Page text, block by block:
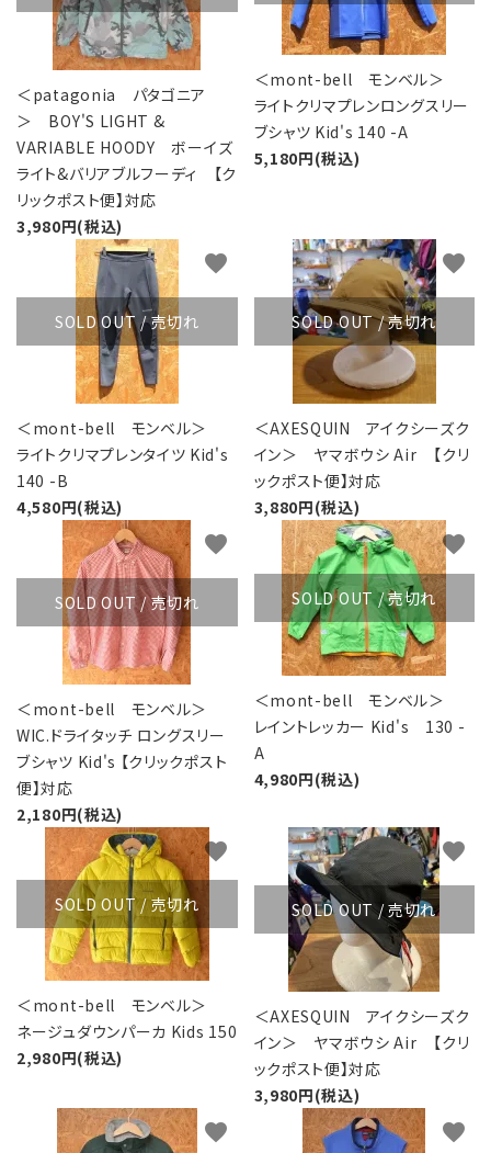
＜patagonia パタゴニア
＞ BOY'S LIGHT &
VARIABLE HOODY ボーイズ
ライト&バリアブルフーディ 【ク
リックポスト便】対応
3,980円(税込)
＜mont-bell モンベル＞
ライトクリマプレンロングスリー
ブシャツ Kid's 140 -A
5,180円(税込)
SOLD OUT / 売切れ
＜mont-bell モンベル＞
ライトクリマプレンタイツ Kid's
140 -B
4,580円(税込)
favorite
SOLD OUT / 売切れ
＜AXESQUIN アイクシーズク
イン＞ ヤマボウシ Air 【クリ
ックポスト便】対応
3,880円(税込)
favorite
SOLD OUT / 売切れ
＜mont-bell モンベル＞
WIC.ドライタッチ ロングスリー
ブシャツ Kid's 【クリックポスト
便】対応
2,180円(税込)
favorite
SOLD OUT / 売切れ
＜mont-bell モンベル＞
レイントレッカー Kid's 130 -
A
4,980円(税込)
favorite
SOLD OUT / 売切れ
＜mont-bell モンベル＞
ネージュダウンパーカ Kids 150
2,980円(税込)
favorite
SOLD OUT / 売切れ
＜AXESQUIN アイクシーズク
イン＞ ヤマボウシ Air 【クリ
ックポスト便】対応
3,980円(税込)
favorite
favorite favorite